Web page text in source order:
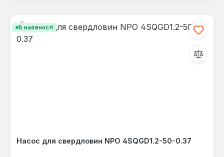
В наявності
Насос для свердловин NPO 4SQGD1.2-50-0.37